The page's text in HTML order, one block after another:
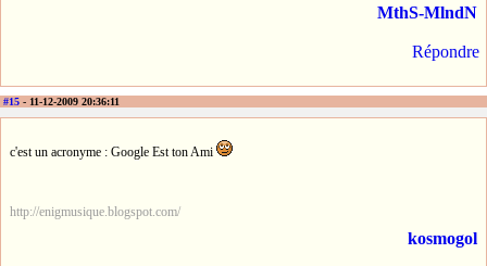
MthS-MlndN
Répondre
#15 - 11-12-2009 20:36:11
c'est un acronyme : Google Est ton Ami
http://enigmusique.blogspot.com/
kosmogol